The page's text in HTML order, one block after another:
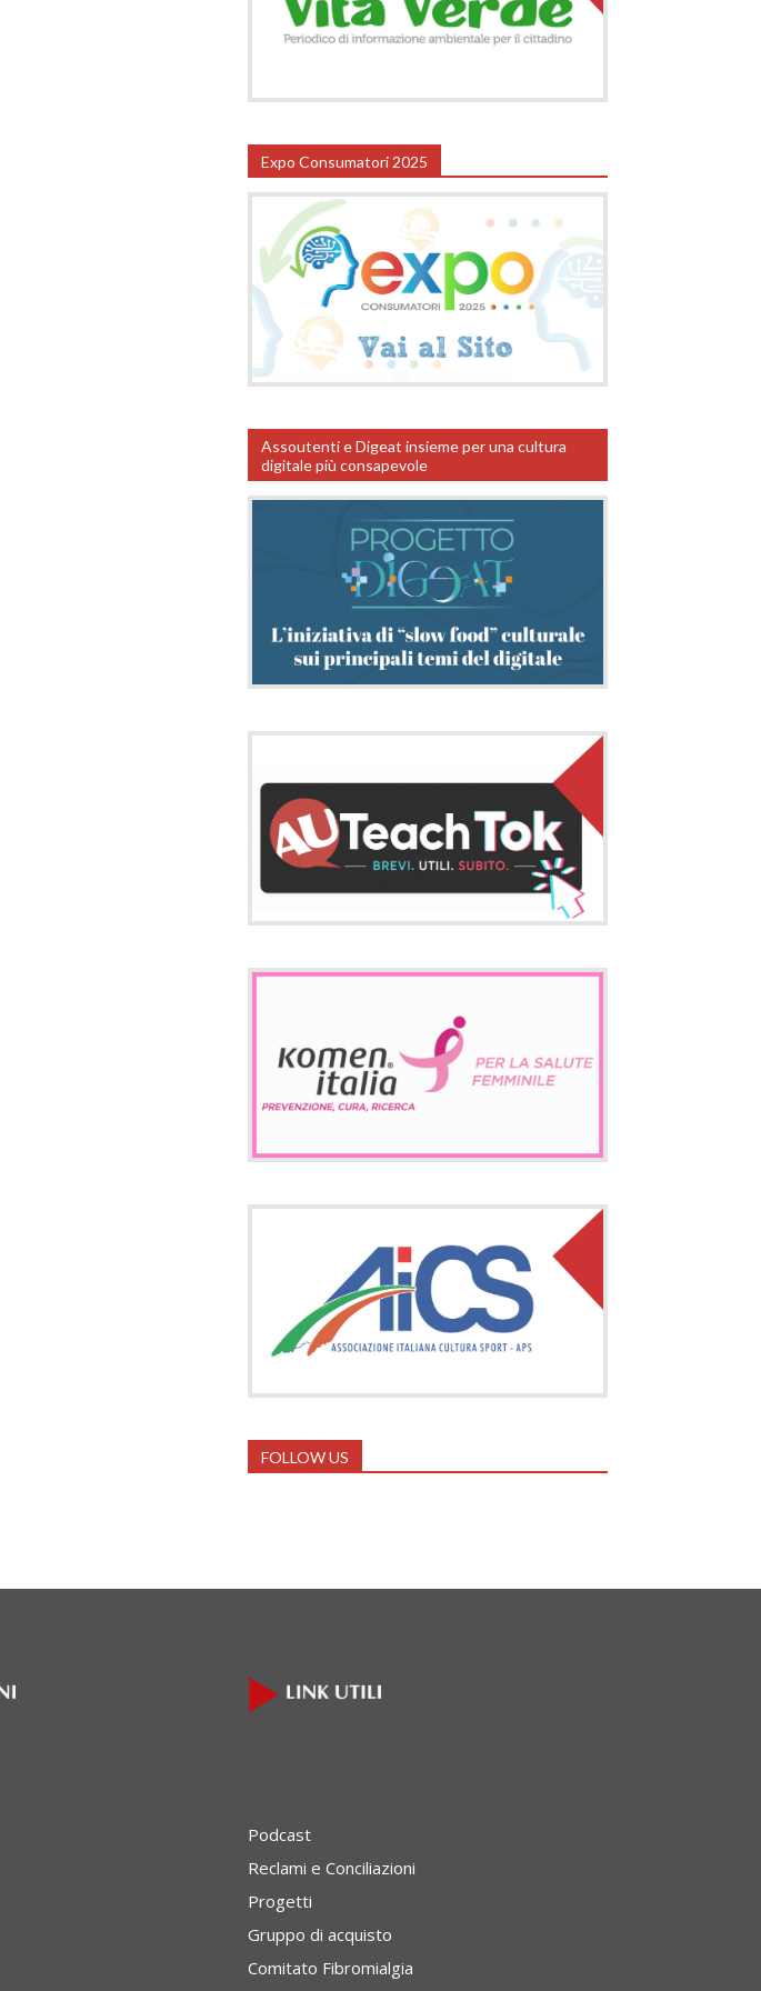
Expo Consumatori 2025
Assoutenti e Digeat insieme per una cultura
digitale più consapevole
FOLLOW US
Podcast
Reclami e Conciliazioni
Progetti
Gruppo di acquisto
Comitato Fibromialgia